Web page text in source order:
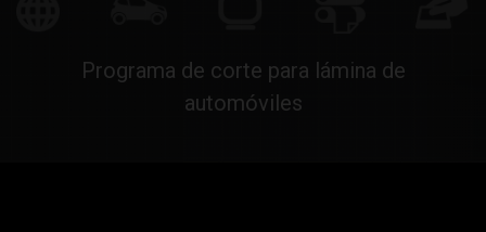
Programa de corte para lámina de
automóviles